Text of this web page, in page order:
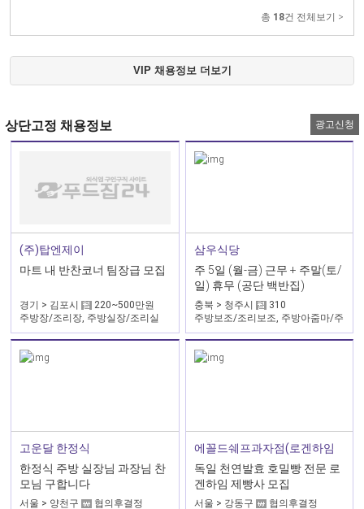
총 18건 전체보기 >
VIP 채용정보 더보기
상단고정 채용정보 광고신청
(주)탑엔제이
마트 내 반찬코너 팀장급 모집
경기 > 김포시
220~500만원
주방장/조리장, 주방실장/조리실
장, 조리사
삼우식당
주 5일 (월-금) 근무 + 주말(토/
일) 휴무 (공단 백반집)
충북 > 청주시
310
주방보조/조리보조, 주방아줌마/주
방이모, 설거지/식기세척
고운달 한정식
한정식 주방 실장님 과장님 찬
모님 구합니다
서울 > 양천구
협의후결정
에꼴드쉐프과자점(로겐하임
점)
독일 천연발효 호밀빵 전문 로
겐하임 제빵사 모집
서울 > 강동구
협의후결정